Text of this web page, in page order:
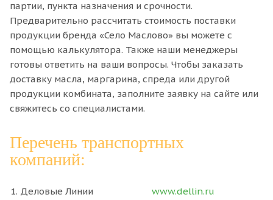
партии, пункта назначения и срочности.
Предварительно рассчитать стоимость поставки
продукции бренда «Село Маслово» вы можете с
помощью калькулятора. Также наши менеджеры
готовы ответить на ваши вопросы. Чтобы заказать
доставку масла, маргарина, спреда или другой
продукции комбината, заполните заявку на сайте или
свяжитесь со специалистами.
Перечень транспортных
компаний:
1. Деловые Линии
www.dellin.ru